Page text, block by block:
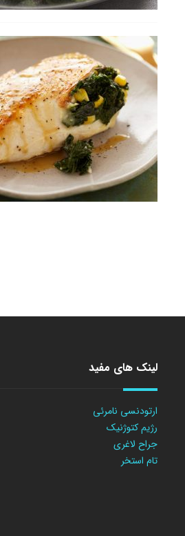
لینک های مفید
ارتودنسی نامرئی
رژیم کتوژنیک
جراح لاغری
تام استخر